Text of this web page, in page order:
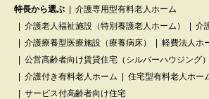
特長から選ぶ
介護専用型有料老人ホーム
介護老人福祉施設（特別養護老人ホーム）
介
介護療養型医療施設（療養病床）
軽費法人ホ
公営高齢者向け賃貸住宅（シルバーハウジング）
介護付き有料老人ホーム
住宅型有料老人ホー
サービス付高齢者向け住宅